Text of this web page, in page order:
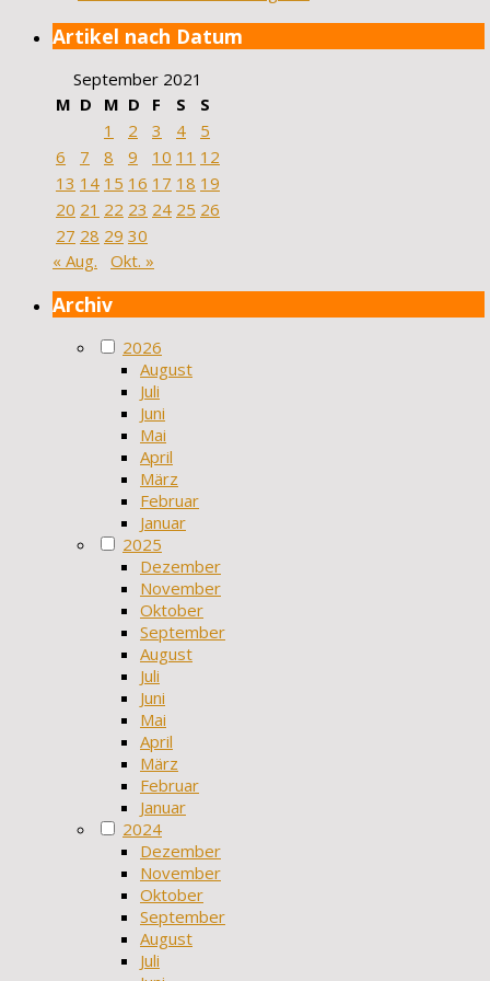
Artikel nach Datum
September 2021
M D M D F S
S
1
2 3 4
5
6
7 8 9 10 11 12
13 14 15 16 17 18 19
20 21 22 23 24 25 26
27 28 29 30
« Aug.
Okt. »
Archiv
2026
August
Juli
Juni
Mai
April
März
Februar
Januar
2025
Dezember
November
Oktober
September
August
Juli
Juni
Mai
April
März
Februar
Januar
2024
Dezember
November
Oktober
September
August
Juli